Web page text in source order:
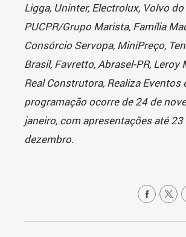
Ligga, Uninter, Electrolux, Volvo do
PUCPR/Grupo Marista, Família
Consórcio Servopa, MiniPreço,
Brasil, Favretto, Abrasel-PR, Leroy
Real Construtora, Realiza Eventos
programação ocorre de 24 de
janeiro, com apresentações até 23
dezembro.